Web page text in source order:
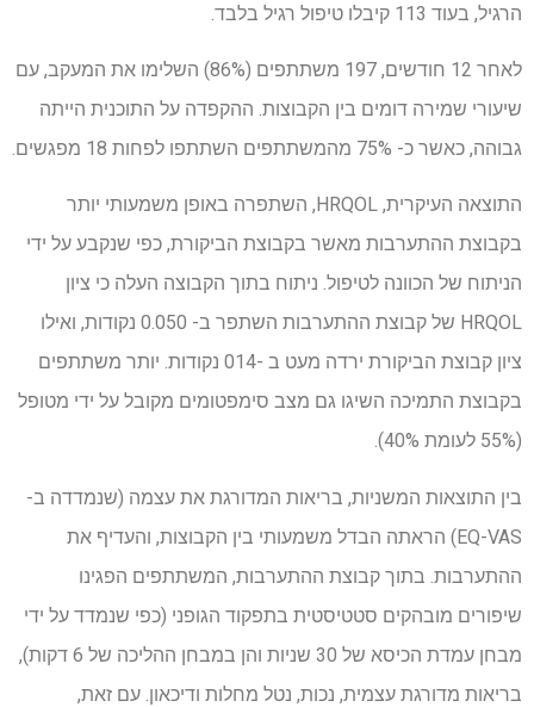
הרגיל, בעוד 113 קיבלו טיפול רגיל בלבד.
לאחר 12 חודשים, 197 משתתפים (86%) השלימו את המעקב, עם
שיעורי שמירה דומים בין הקבוצות. ההקפדה על התוכנית הייתה
גבוהה, כאשר כ- 75% מהמשתתפים השתתפו לפחות 18 מפגשים.
התוצאה העיקרית, HRQOL, השתפרה באופן משמעותי יותר
בקבוצת ההתערבות מאשר בקבוצת הביקורת, כפי שנקבע על ידי
הניתוח של הכוונה לטיפול. ניתוח בתוך הקבוצה העלה כי ציון
HRQOL של קבוצת ההתערבות השתפר ב- 0.050 נקודות, ואילו
ציון קבוצת הביקורת ירדה מעט ב -014 נקודות. יותר משתתפים
בקבוצת התמיכה השיגו גם מצב סימפטומים מקובל על ידי מטופל
(55% לעומת 40%).
בין התוצאות המשניות, בריאות המדורגת את עצמה (שנמדדה ב-
EQ-VAS) הראתה הבדל משמעותי בין הקבוצות, והעדיף את
ההתערבות. בתוך קבוצת ההתערבות, המשתתפים הפגינו
שיפורים מובהקים סטטיסטית בתפקוד הגופני (כפי שנמדד על ידי
מבחן עמדת הכיסא של 30 שניות והן במבחן ההליכה של 6 דקות),
בריאות מדורגת עצמית, נכות, נטל מחלות ודיכאון. עם זאת,